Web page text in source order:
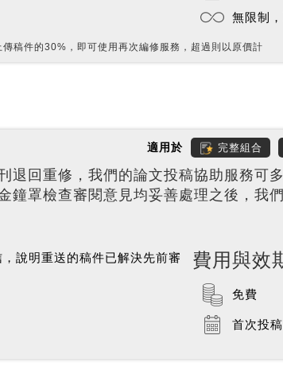
無限制
稿件的30%，即可使用再次編修服務，超過則以原價計
完整組合
適用於
退回重修，我們的論文投稿協助服務可
鐘罩檢查審閱意見均妥善處理之後，我
說明重送的稿件已解決先前審
費用與效
免費
首次投